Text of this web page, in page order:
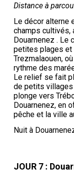
Distance à
Le décor alterne
champs cultivés,
Douarnenez . Le
petites plages et
Trezmalaouen,
rythme des
Le relief se fait
de petits villages
plonge vers
Douarnenez, en
pêche et la ville
Nuit à
JOUR 7 :